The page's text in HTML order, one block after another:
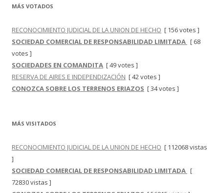
MÁS VOTADOS
RECONOCIMIENTO JUDICIAL DE LA UNION DE HECHO [ 156 votes ]
SOCIEDAD COMERCIAL DE RESPONSABILIDAD LIMITADA [ 68
votes ]
SOCIEDADES EN COMANDITA [ 49 votes ]
RESERVA DE AIRES E INDEPENDIZACIÓN [ 42 votes ]
CONOZCA SOBRE LOS TERRENOS ERIAZOS [ 34 votes ]
MÁS VISITADOS
RECONOCIMIENTO JUDICIAL DE LA UNION DE HECHO [ 112068 vistas
]
SOCIEDAD COMERCIAL DE RESPONSABILIDAD LIMITADA [
72830 vistas ]